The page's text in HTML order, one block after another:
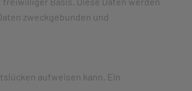
zweckgebunden und
aufweisen kann. Ein